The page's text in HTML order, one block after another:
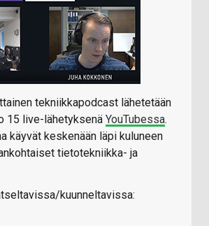
tekniikkapodcast lähetetään
15 live-lähetyksenä YouTubessa.
käyvät keskenään läpi kuluneen
tietotekniikka- ja
kuunneltavissa: